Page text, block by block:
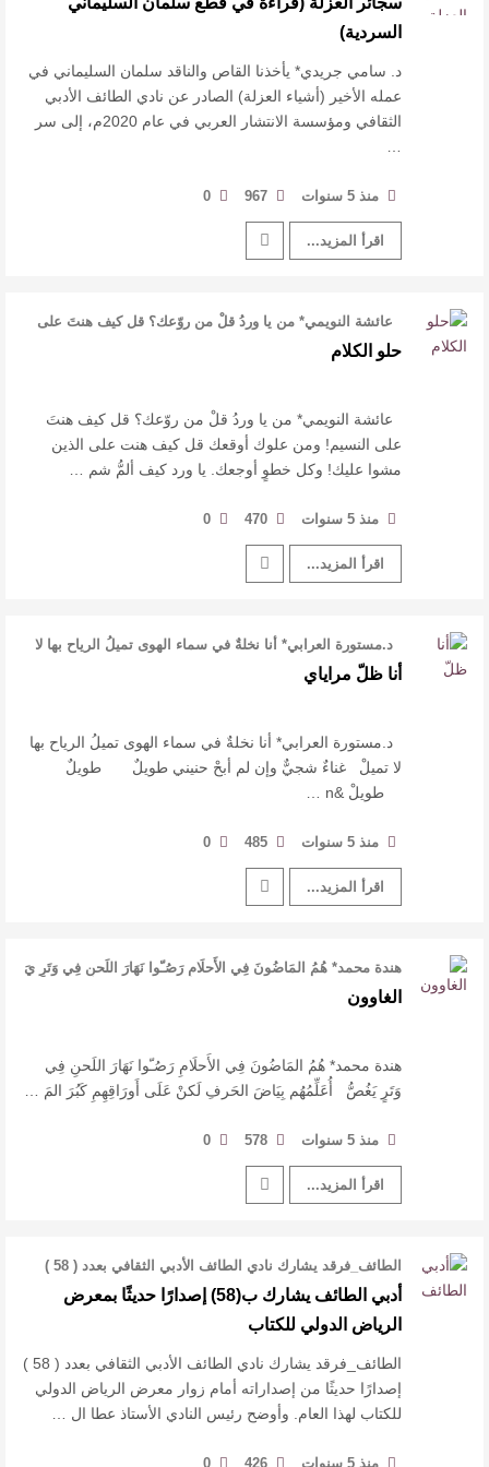
القيمة الأدبية بين استحقاق النص وسلطة الجائزة
​ اللون الأحمر وشاح سردية الأدب وسر رمزية
النصوص
السردية)
د. سامي جريدي* يأخذنا القاص والناقد سلمان السليماني في
عمله الأخير (أشياء العزلة) الصادر عن نادي الطائف الأدبي
الثقافي ومؤسسة الانتشار العربي في عام 2020م، إلى سر
منذ 5 سنوات 967
0
اقرأ المزيد...
عائشة النويمي* من يا وردُ قلْ من روّعك؟ ‏قل كيف هنتَ على
النسيم! ‏ومن علو …
حلو الكلام
عائشة النويمي* من يا وردُ قلْ من روّعك؟ ‏قل كيف هنتَ
على النسيم! ‏ومن علوك أوقعك ‏قل كيف هنت على الذين
مشوا عليك! ‏وكل خطوٍ أوجعك. ‏يا ورد كيف ألمُّ شم …
منذ 5 سنوات 470
0
اقرأ المزيد...
د.مستورة العرابي* أنا نخلةٌ في سماء الهوى تميلُ الرياح بها لا
تميلْ …
أنا ظلّ مراياي
د.مستورة العرابي* أنا نخلةٌ في سماء الهوى تميلُ الرياح بها
لا تميلْ غناءٌ شجيٌّ وإن لم أبحْ حنيني طويلٌ طويلٌ
طويلْ &n …
منذ 5 سنوات 485
0
اقرأ المزيد...
هندة محمد* هُمُ المَاضُونَ فِي الأَحلَامِ رَصُـّوا نَهَارَ اللَحنِ فِي وَتَرٍ يَ
…الغاوون
هندة محمد* هُمُ المَاضُونَ فِي الأَحلَامِ رَصُـّوا نَهَارَ اللَحنِ فِي
وَتَرٍ يَغُصُّ أُعَلِّمُهُم بِيَاضَ الحَرفِ لَكنْ عَلَى أَورَاقِهِمِ كَبُرَ المَ …
منذ 5 سنوات 578
0
اقرأ المزيد...
الطائف_فرقد يشارك نادي الطائف الأدبي الثقافي بعدد ( 58 )
إصدارًا حديثًا من إصدار …
أدبي الطائف يشارك ب(58) إصدارًا حديثًا بمعرض
الرياض الدولي للكتاب
الطائف_فرقد يشارك نادي الطائف الأدبي الثقافي بعدد ( 58 )
إصدارًا حديثًا من إصداراته أمام زوار معرض الرياض الدولي
للكتاب لهذا العام. وأوضح رئيس النادي الأستاذ عطا ال …
منذ 5 سنوات 426
0